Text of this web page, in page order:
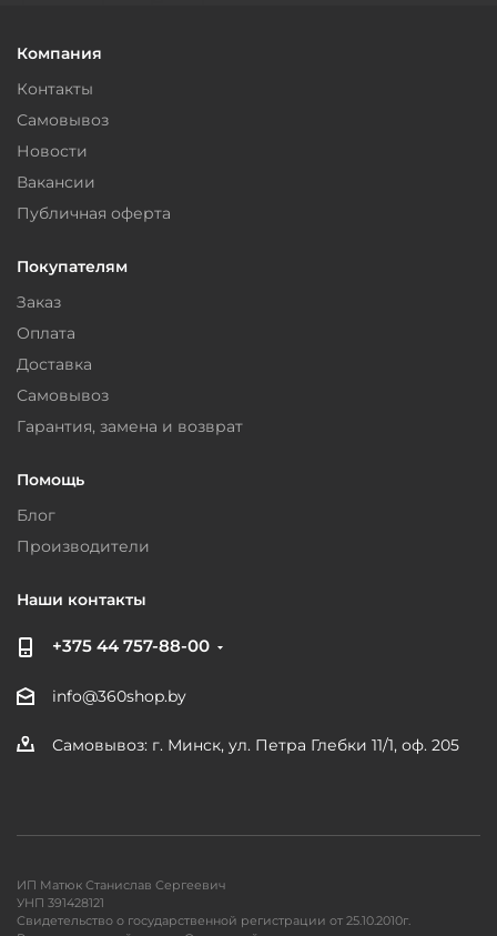
Компания
Контакты
Самовывоз
Новости
Вакансии
Публичная оферта
Покупателям
Заказ
Оплата
Доставка
Самовывоз
Гарантия, замена и возврат
Помощь
Блог
Производители
Наши контакты
+375 44 757-88-00
info@360shop.by
Самовывоз: г. Минск, ул. Петра Глебки 11/1, оф. 205
ИП Матюк Станислав Сергеевич
УНП 391428121
Свидетельство о государственной регистрации от 25.10.2010г.